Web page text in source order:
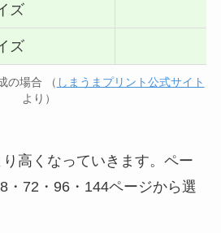
ズ
ズ
の場合 （ しまうまプリント公式サイト
より）
高くなっていきます。ペー
・72・96・144ページから選